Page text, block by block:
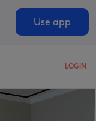
Use app
LOGIN